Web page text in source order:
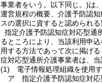
事業者をいう。以下同じ。)は
運営規程の概要、介護予防認
スの選択に資すると認められ
指定介護予防認知症対応型通
るところにより、当該利用申
用する方法であって次に掲げ
症対応型通所介護事業者は、
(1)
電子情報処理組織を使用
ア
指定介護予防認知症対